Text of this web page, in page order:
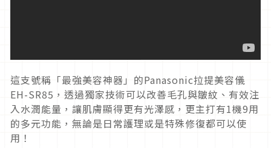
這支號稱「最強美容神器 」的Panasonic拉提美容儀
EH-SR85，透過獨家技術可以改善毛孔與皺紋、有效注
入水潤能量，讓肌膚顯得更有光澤感，更主打有1機9用
的多元功能，無論是日常護理或是特殊修復都可以使
用！